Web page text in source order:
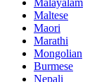
Maltese
Maori
Marathi
Mongolian
Burmese
Nepali